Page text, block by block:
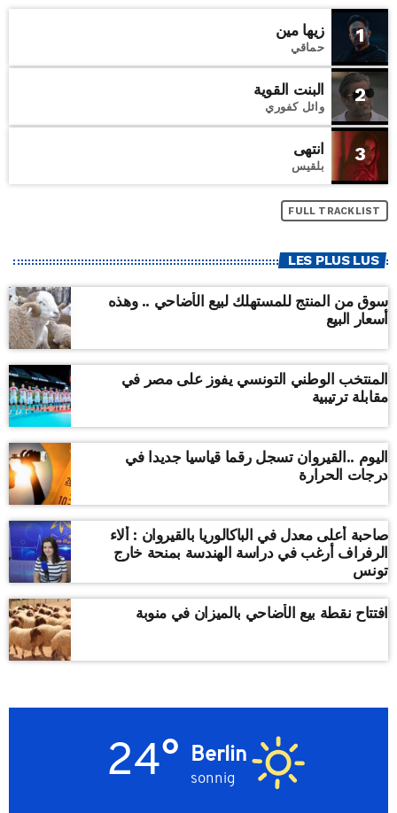
1 زيها مين
حماقي
2 البنت القوية
وائل كفوري
3 انتهى
بلقيس
FULL TRACKLIST
LES PLUS LUS
سوق من المنتج للمستهلك لبيع الأضاحي .. وهذه
أسعار البيع
المنتخب الوطني التونسي يفوز على مصر في
مقابلة ترتيبية
اليوم ..القيروان تسجل رقما قياسيا جديدا في
درجات الحرارة
صاحبة أعلى معدل في الباكالوريا بالقيروان : ألاء
الرفراف أرغب في دراسة الهندسة بمنحة خارج
تونس
افتتاح نقطة بيع الأضاحي بالميزان في منوبة
Berlin
sonnig
24°